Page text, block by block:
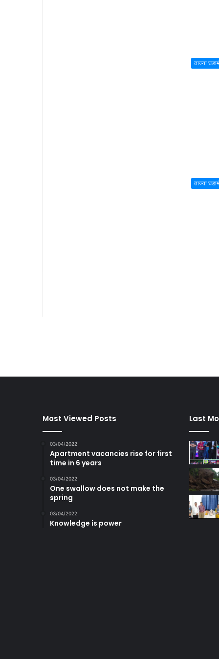
ताज्या
ताज्या
Most Viewed Posts
03/04/2022
Apartment vacancies rise for first
time in 6 years
03/04/2022
One swallow does not make the
spring
03/04/2022
Knowledge is power
Last